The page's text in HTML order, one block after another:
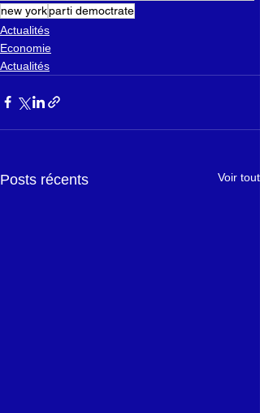
new yorkparti democtrate
Actualités
Economie
Actualités
Posts récents Voir tout